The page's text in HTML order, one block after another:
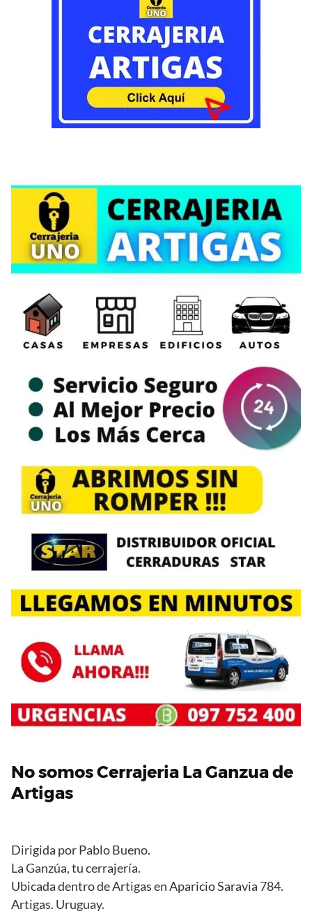
No somos Cerrajeria La Ganzua de
Artigas
Dirigida por Pablo Bueno.
La Ganzúa, tu cerrajería.
Ubicada dentro de Artigas en Aparicio Saravia 784.
Artigas. Uruguay.